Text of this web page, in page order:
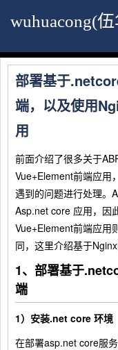
wuhuacong(
部署基于
端，以及使用
用
前面介绍了很多关于
Vue+Element前端应用
遇到的问题进行处理。
Asp.net core 应用，因
Vue+Element前端应用
同，这里介绍基于Nginx
1、部署基于
端
1）安装.net core 环境
在部署asp.net core服